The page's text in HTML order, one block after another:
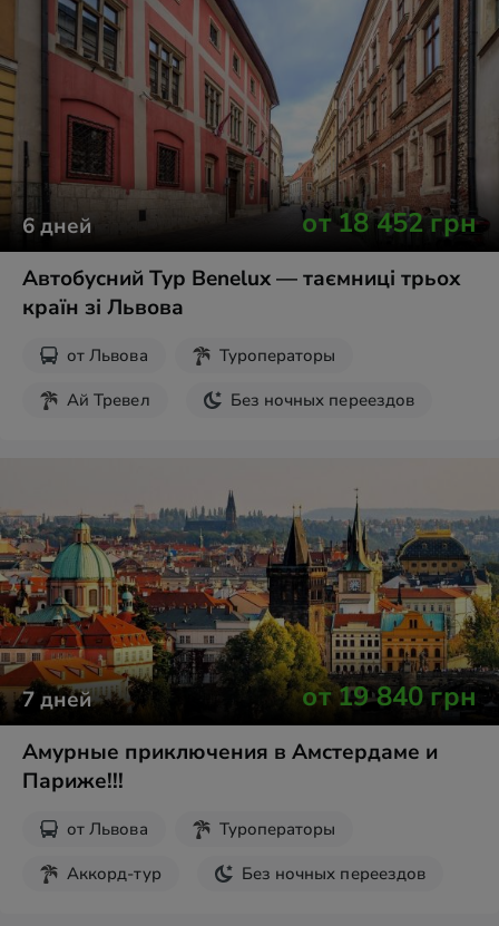
6дней от 18 452грн
Автобусний Тур Benelux — таємниці трьох
країн зі Львова
от Львова
Туроператоры
Ай Тревел
Без ночных переездов
7дней от19 840грн
Амурные приключения в Амстердаме и
Париже!!!
от Львова
Туроператоры
Аккорд-тур
Без ночных переездов